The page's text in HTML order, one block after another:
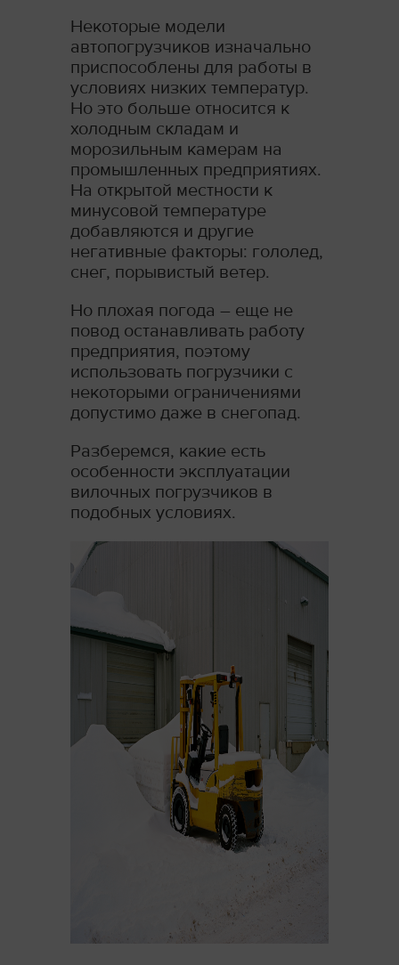
Некоторые модели
автопогрузчиков изначально
приспособлены для работы в
условиях низких температур.
Но это больше относится к
холодным складам и
морозильным камерам на
промышленных предприятиях.
На открытой местности к
минусовой температуре
добавляются и другие
негативные факторы: гололед,
снег, порывистый ветер.
Но плохая погода – еще не
повод останавливать работу
предприятия, поэтому
использовать погрузчики с
некоторыми ограничениями
допустимо даже в снегопад.
Разберемся, какие есть
особенности эксплуатации
вилочных погрузчиков в
подобных условиях.